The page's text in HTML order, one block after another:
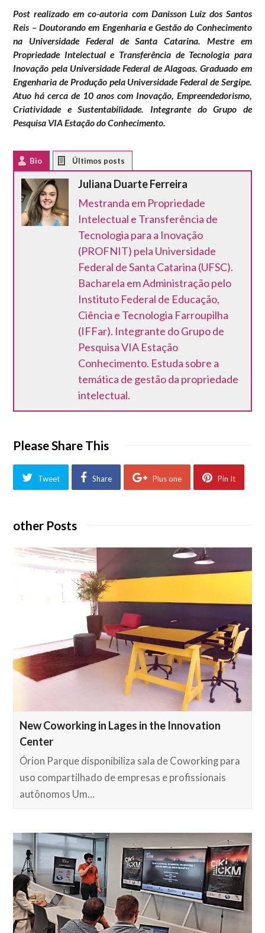
Post realizado em co-autoria com Danisson Luiz dos Santos
Reis – Doutorando em Engenharia e Gestão do Conhecimento
na Universidade Federal de Santa Catarina. Mestre em
Propriedade Intelectual e Transferência de Tecnologia para
Inovação pela Universidade Federal de Alagoas. Graduado em
Engenharia de Produção pela Universidade Federal de Sergipe.
Atuo há cerca de 10 anos com Inovação, Empreendedorismo,
Criatividade e Sustentabilidade. Integrante do Grupo de
Pesquisa VIA Estação do Conhecimento.
Bio
Juliana Duarte Ferreira
Mestranda em Propriedade
Intelectual e Transferência de
Tecnologia para a Inovação
(PROFNIT) pela Universidade
Federal de Santa Catarina (UFSC).
Bacharela em Administração pelo
Instituto Federal de Educação,
Ciência e Tecnologia Farroupilha
(IFFar). Integrante do Grupo de
Pesquisa VIA Estação
Conhecimento. Estuda sobre a
temática de gestão da propriedade
intelectual.
Please Share This
Tweet Share Plus one Pin It
other Posts
New Coworking in Lages in the Innovation
Center
Órion Parque disponibiliza sala de Coworking para
uso compartilhado de empresas e profissionais
autônomos Um…